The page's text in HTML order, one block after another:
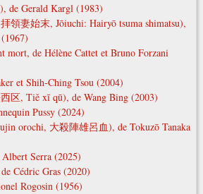
de Gerald Kargl (1983)
領妻始末, Jōiuchi: Hairyō tsuma shimatsu),
mort, de Hélène Cattet et Bruno Forzani
et Shih-Ching Tsou (2004)
区, Tiě xī qū), de Wang Bing (2003)
Pussy (2024)
orochi, 大殺陣雄呂血), de Tokuzō Tanaka
Albert Serra (2025)
Cédric Gras (2020)
Rogosin (1956)